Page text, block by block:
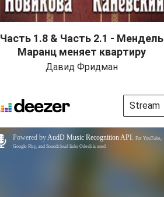
Часть 1.8 & Часть 2.1 - Мендель
Маранц меняет квартиру
Давид Фридман
Stream
Powered byAudD Music Recognition API. For YouTube,
Google Play, and Soundcloud links Odesli is used